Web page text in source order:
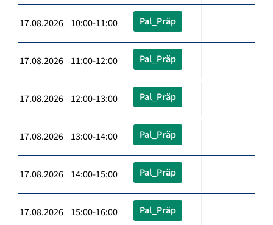
17.08.2026 10:00-11:00 Pal_Präp
17.08.2026 11:00-12:00 Pal_Präp
17.08.2026 12:00-13:00 Pal_Präp
17.08.2026 13:00-14:00 Pal_Präp
17.08.2026 14:00-15:00 Pal_Präp
17.08.2026 15:00-16:00 Pal_Präp